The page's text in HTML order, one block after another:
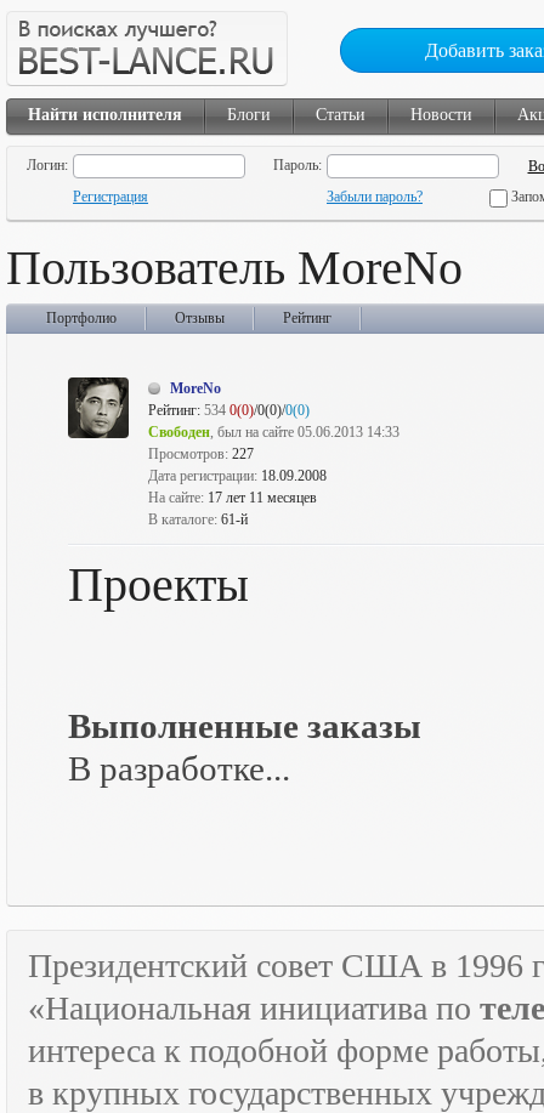
Добавить
Найти исполнителя Блоги Статьи Новости
Логин:
Пароль:
Регистрация
Забыли пароль?
Пользователь MoreNo
Портфолио Отзывы Рейтинг
MoreNo
Рейтинг: 534 0(0)/0(0)/0(0)
Свободен, был на сайте 05.06.2013 14:33
Просмотров: 227
Дата регистрации: 18.09.2008
На сайте: 17 лет 11 месяцев
В каталоге: 61-й
Проекты
Выполненные заказы
В разработке...
Президентский совет США в 1996
«Национальная инициатива по
интереса к подобной форме
в крупных государственных